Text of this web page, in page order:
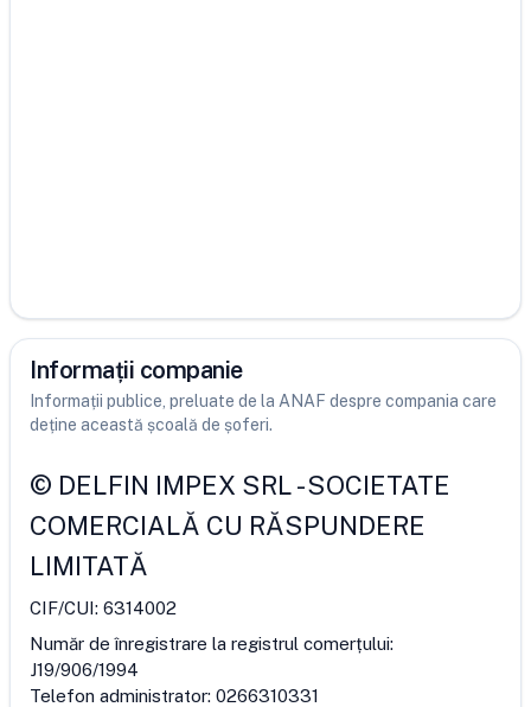
Informații companie
Informații publice, preluate de la ANAF despre compania care
deține această școală de șoferi.
© DELFIN IMPEX SRL-SOCIETATE
COMERCIALĂ CU RĂSPUNDERE
LIMITATĂ
CIF/CUI: 6314002
Număr de înregistrare la registrul comerțului:
J19/906/1994
Telefon administrator: 0266310331